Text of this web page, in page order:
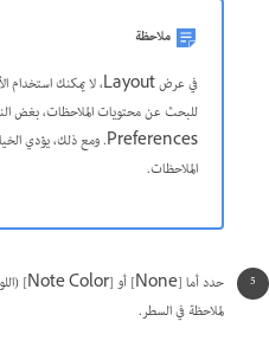
ملاحظة
للبحث عن محتويات الملاحظات، بغض
الملاحظات.
لملاحظة في السطر.